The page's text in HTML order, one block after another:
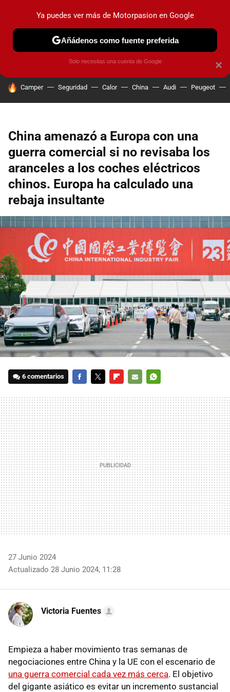
PRUEBAS COCHES ELÉCTRICOS OBSERVATORIO
HOY SE HABLA DE
Camper Seguridad Calor China Audi Peugeot
China amenazó a Europa con una
guerra comercial si no revisaba los
aranceles a los coches eléctricos
chinos. Europa ha calculado una
rebaja insultante
6 comentarios
MAIL
27 Junio 2024
Actualizado 28 Junio 2024, 11:28
Victoria Fuentes
Empieza a haber movimiento tras semanas de
negociaciones entre China y la UE con el escenario de
una guerra comercial cada vez más cerca. El objetivo
del gigante asiático es evitar un incremento sustancial
×
Ya puedes ver más de Motorpasion en Google
Añádenos como fuente preferida
Solo necesitas una cuenta de Google